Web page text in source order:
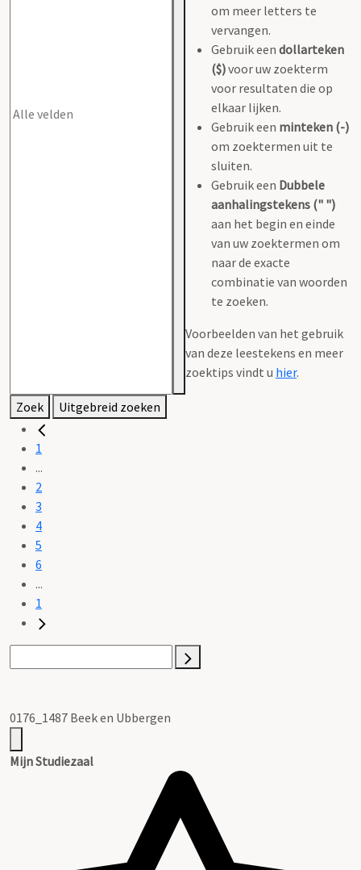
om meer letters te
vervangen.
Gebruik een dollarteken
($)voor uw zoekterm
voor resultaten die op
elkaar lijken.
Gebruik een minteken (-)
om zoektermen uit te
sluiten.
Gebruik een Dubbele
aanhalingstekens (" ")
aan het begin en einde
van uw zoektermen om
naar de exacte
combinatie van woorden
te zoeken.
Voorbeelden van het gebruik
van deze leestekens en meer
zoektips vindt u hier.
Zoek Uitgebreid zoeken
1
...
2
3
4
5
6
...
1
0176_1487 Beek en Ubbergen
Mijn Studiezaal